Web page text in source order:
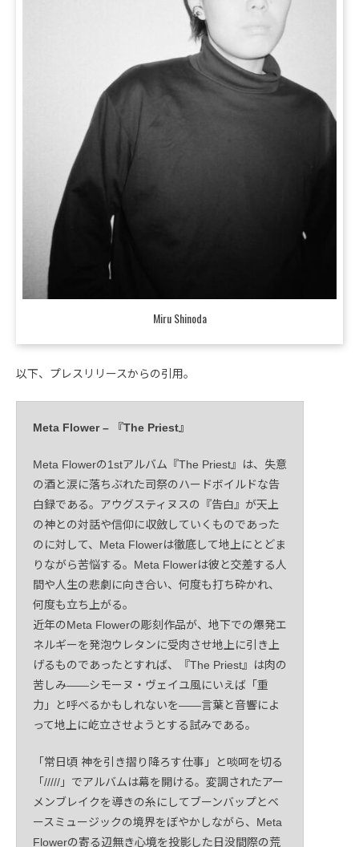
Miru Shinoda
以下、プレスリリースからの引用。
Meta Flower – 『The Priest』
Meta Flowerの1stアルバム『The Priest』は、失意
の酒と涙に落ちぶれた司祭のハードボイルドな告
白録である。アウグスティヌスの『告白』が天上
の神との対話や信仰に収斂していくものであった
のに対して、Meta Flowerは徹底して地上にとどま
りながら苦悩する。Meta Flowerは彼と交差する人
間や人生の悲劇に向き合い、何度も打ち砕かれ、
何度も立ち上がる。
近年のMeta Flowerの彫刻作品が、地下での爆発エ
ネルギーを発泡ウレタンに受肉させ地上に引き上
げるものであったとすれば、『The Priest』は肉の
苦しみ――シモーヌ・ヴェイユ風にいえば「重
力」と呼べるかもしれないを――言葉と音響によ
って地上に屹立させようとする試みである。
「常日頃 神を引き摺り降ろす仕事」と啖呵を切る
「/////」でアルバムは幕を開ける。変調されたアー
メンブレイクを導きの糸にしてブーンバップとベ
ースミュージックの境界をぼやかしながら、Meta
Flowerの寄る辺無き心境を投影した日没間際の荒